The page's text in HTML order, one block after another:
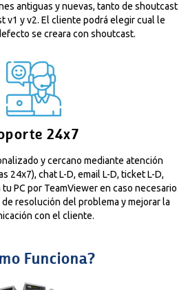
antiguas y nuevas, tanto de shoutcast
v1 y v2. El cliente podrá elegir cual le
se creara con shoutcast.
24x7
y cercano mediante atención
24x7), chat L-D, email L-D, ticket L-D,
PC por TeamViewer en caso necesario
resolución del problema y mejorar la
con el cliente.
Funciona?